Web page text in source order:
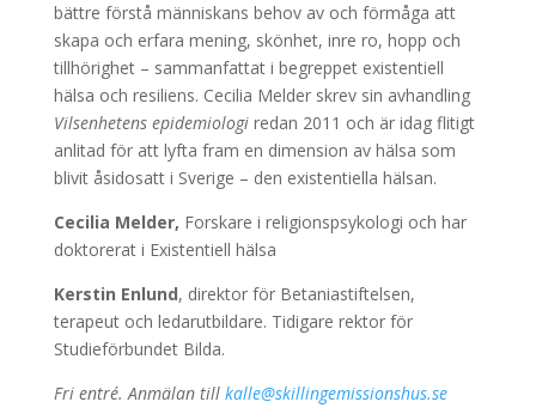
bättre förstå människans behov av och förmåga att
skapa och erfara mening, skönhet, inre ro, hopp och
tillhörighet – sammanfattat i begreppet existentiell
hälsa och resiliens. Cecilia Melder skrev sin avhandling
Vilsenhetens epidemiologi redan 2011 och är idag flitigt
anlitad för att lyfta fram en dimension av hälsa som
blivit åsidosatt i Sverige – den existentiella hälsan.
Cecilia Melder, Forskare i religionspsykologi och har
doktorerat i Existentiell hälsa
Kerstin Enlund, direktor för Betaniastiftelsen,
terapeut och ledarutbildare. Tidigare rektor för
Studieförbundet Bilda.
Fri entré. Anmälan till kalle@skillingemissionshus.se